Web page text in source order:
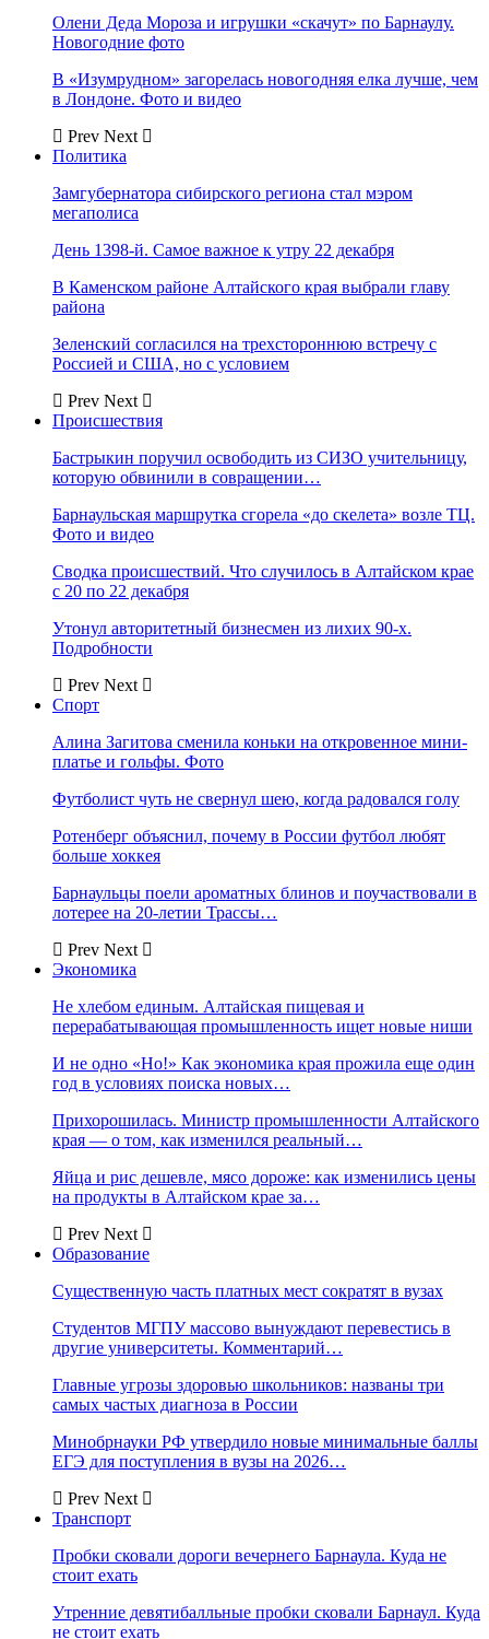
Олени Деда Мороза и игрушки «скачут» по Барнаулу.
Новогодние фото
В «Изумрудном» загорелась новогодняя елка лучше, чем
в Лондоне. Фото и видео
Prev Next
Политика
Замгубернатора сибирского региона стал мэром
мегаполиса
День 1398-й. Самое важное к утру 22 декабря
В Каменском районе Алтайского края выбрали главу
района
Зеленский согласился на трехстороннюю встречу с
Россией и США, но с условием
Prev Next
Происшествия
Бастрыкин поручил освободить из СИЗО учительницу,
которую обвинили в совращении…
Барнаульская маршрутка сгорела «до скелета» возле ТЦ.
Фото и видео
Сводка происшествий. Что случилось в Алтайском крае
с 20 по 22 декабря
Утонул авторитетный бизнесмен из лихих 90-х.
Подробности
Prev Next
Спорт
Алина Загитова сменила коньки на откровенное мини-
платье и гольфы. Фото
Футболист чуть не свернул шею, когда радовался голу
Ротенберг объяснил, почему в России футбол любят
больше хоккея
Барнаульцы поели ароматных блинов и поучаствовали в
лотерее на 20-летии Трассы…
Prev Next
Экономика
Не хлебом единым. Алтайская пищевая и
перерабатывающая промышленность ищет новые ниши
И не одно «Но!» Как экономика края прожила еще один
год в условиях поиска новых…
Прихорошилась. Министр промышленности Алтайского
края — о том, как изменился реальный…
Яйца и рис дешевле, мясо дороже: как изменились цены
на продукты в Алтайском крае за…
Prev Next
Образование
Существенную часть платных мест сократят в вузах
Студентов МГПУ массово вынуждают перевестись в
другие университеты. Комментарий…
Главные угрозы здоровью школьников: названы три
самых частых диагноза в России
Минобрнауки РФ утвердило новые минимальные баллы
ЕГЭ для поступления в вузы на 2026…
Prev Next
Транспорт
Пробки сковали дороги вечернего Барнаула. Куда не
стоит ехать
Утренние девятибалльные пробки сковали Барнаул. Куда
не стоит ехать